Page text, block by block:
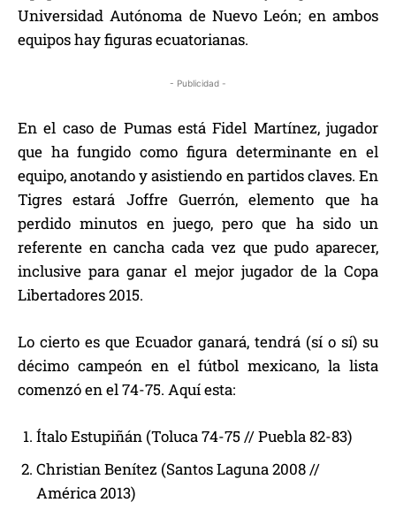
Universidad Autónoma de Nuevo León; en ambos
equipos hay figuras ecuatorianas.
- Publicidad -
En el caso de Pumas está Fidel Martínez, jugador
que ha fungido como figura determinante en el
equipo, anotando y asistiendo en partidos claves. En
Tigres estará Joffre Guerrón, elemento que ha
perdido minutos en juego, pero que ha sido un
referente en cancha cada vez que pudo aparecer,
inclusive para ganar el mejor jugador de la Copa
Libertadores 2015.
Lo cierto es que Ecuador ganará, tendrá (sí o sí) su
décimo campeón en el fútbol mexicano, la lista
comenzó en el 74-75. Aquí esta:
Ítalo Estupiñán (Toluca 74-75 // Puebla 82-83)
Christian Benítez (Santos Laguna 2008 //
América 2013)